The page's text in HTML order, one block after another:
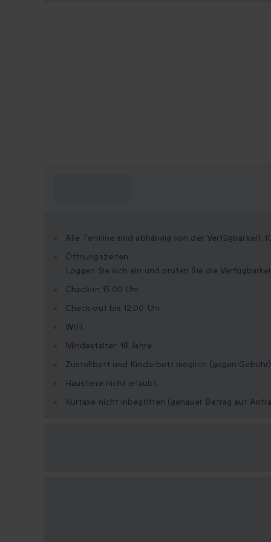
Alle Termine sind abhängig von der Verfügbarkeit,
Öffnungszeiten:
Loggen Sie sich ein und prüfen Sie die
Check-in 15:00 Uhr
Check-out bis 12:00 Uhr
WiFi
Mindestalter: 18 Jahre
Zustellbett und Kinderbett möglich (gegen Gebühr)
Haustiere nicht erlaubt
Kurtaxe nicht inbegriffen (genauer Betrag auf